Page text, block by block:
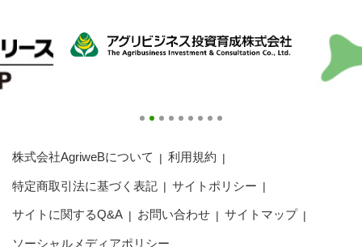
株式会社AgriweBについて 利用規約
特定商取引法に基づく表記 サイトポリシー
サイトに関するQ&A お問い合わせ サイトマップ
ソーシャルメディアポリシー